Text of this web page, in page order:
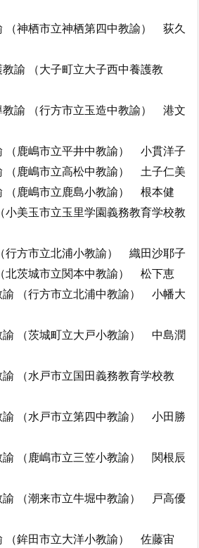
（神栖市立神栖第四中教諭） 荻久
諭 （大子町立大子西中養護教
諭 （行方市立玉造中教諭） 港文
（鹿嶋市立平井中教諭） 小貫洋子
（鹿嶋市立高松中教諭） 土子仁美
（鹿嶋市立鹿島小教諭） 根本健
美玉市立玉里学園義務教育学校教
行方市立北浦小教諭） 織田沙耶子
北茨城市立関本中教諭） 松下恵
（行方市立北浦中教諭） 小幡大
（茨城町立大戸小教諭） 中島潤
（水戸市立国田義務教育学校教
（水戸市立第四中教諭） 小田勝
（鹿嶋市立三笠小教諭） 関根辰
（潮来市立牛堀中教諭） 戸高優
（鉾田市立大洋小教諭） 佐藤宙